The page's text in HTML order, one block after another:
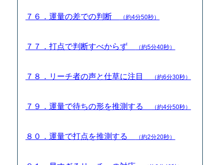
７６．運量の差での判断 （約4分50秒）
７７．打点で判断すべからず （約5分40秒）
７８．リーチ者の声と仕草に注目 （約6分30秒）
７９．運量で待ちの形を推測する （約4分50秒）
８０．運量で打点を推測する （約2分20秒）